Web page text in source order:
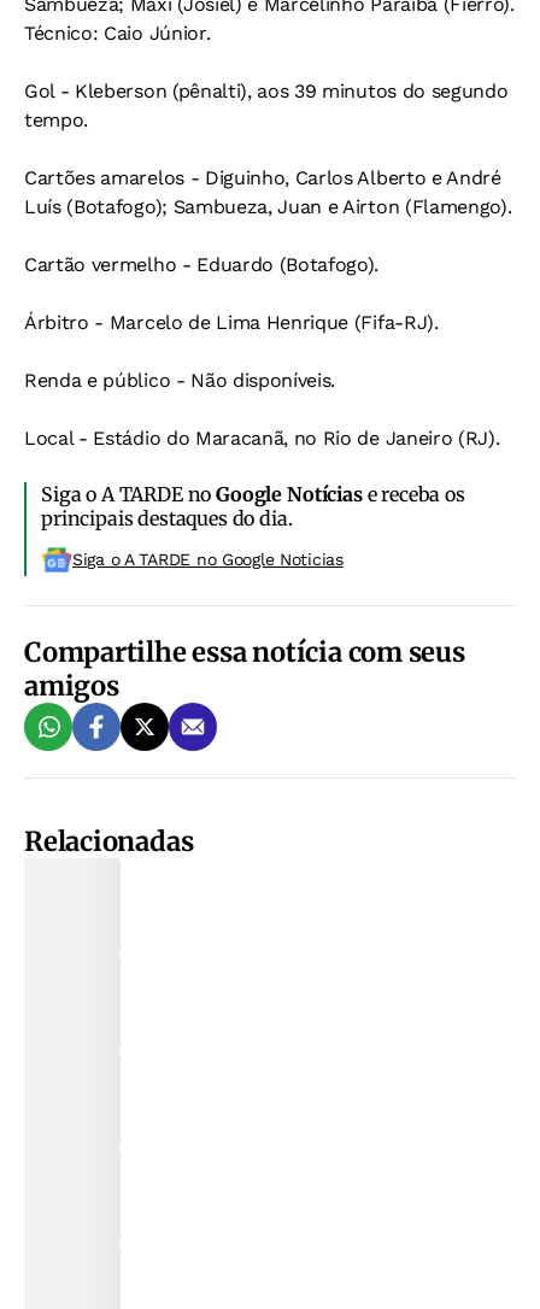
Técnico: Caio Júnior.
Gol - Kleberson (pênalti), aos 39 minutos do segundo
tempo.
Cartões amarelos - Diguinho, Carlos Alberto e André
Luís (Botafogo); Sambueza, Juan e Airton (Flamengo).
Cartão vermelho - Eduardo (Botafogo).
Árbitro - Marcelo de Lima Henrique (Fifa-RJ).
Renda e público - Não disponíveis.
Local - Estádio do Maracanã, no Rio de Janeiro (RJ).
Siga o A TARDE noGoogle Notíciase receba os
principais destaques do dia.
Siga o A TARDE no Google Noticias
Compartilhe essa notícia com seus
amigos
Relacionadas